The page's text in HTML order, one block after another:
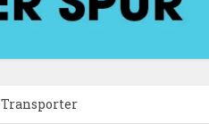
Transporter